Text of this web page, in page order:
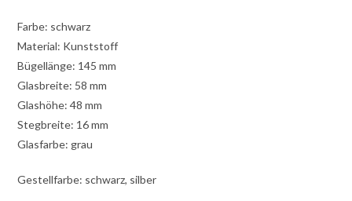
Farbe: schwarz
Material: Kunststoff
Bügellänge: 145 mm
Glasbreite: 58 mm
Glashöhe: 48 mm
Stegbreite: 16 mm
Glasfarbe: grau
Gestellfarbe: schwarz, silber